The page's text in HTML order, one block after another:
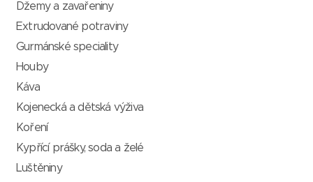
Džemy a zavařeniny
Extrudované potraviny
Gurmánské speciality
Houby
Káva
Kojenecká a dětská výživa
Koření
Kypřící prášky, soda a želé
Luštěniny